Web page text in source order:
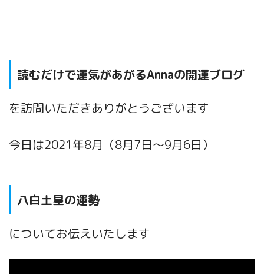
読むだけで運気があがるAnnaの開運ブログ
を訪問いただきありがとうございます
今日は2021年8月（8月7日～9月6日）
八白土星の運勢
についてお伝えいたします